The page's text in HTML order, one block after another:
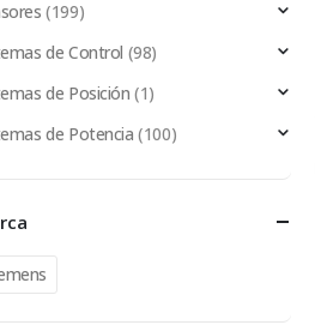
(199)
de Control (98)
de Posición (1)
de Potencia (100)